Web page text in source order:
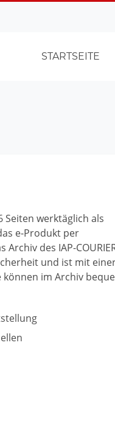
STARTSEITE
Seiten werktäglich als
e-Produkt per
des IAP-
und ist mit
im Archiv